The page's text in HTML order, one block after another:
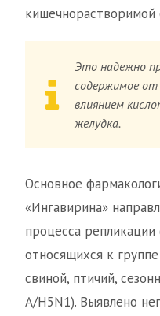
кишечнорастворимой
Это надежно
содержимое
влиянием
желудка.
Основное
«Ингавирина»
процесса
относящихся к
свиной, птичий,
A/H5N1). Выявлено